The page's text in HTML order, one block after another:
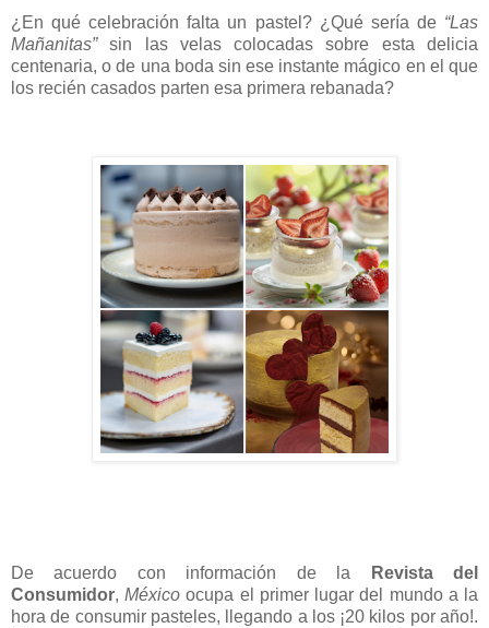
¿En qué celebración falta un pastel? ¿Qué sería de “Las
Mañanitas”sin las velas colocadas sobre esta delicia
centenaria, o de una boda sin ese instante mágico en el que
los recién casados parten esa primera rebanada?
De acuerdo con información de la
Revista del
Consumidor,México ocupa el primer lugar del mundo a la
hora de consumir pasteles, llegando a los ¡20 kilos por año!.